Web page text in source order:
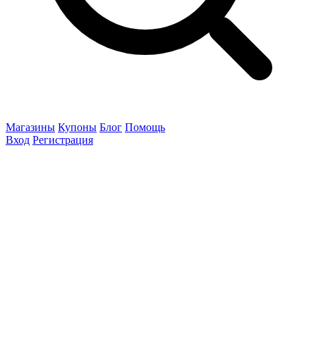
Магазины Купоны Блог Помощь
Вход Регистрация